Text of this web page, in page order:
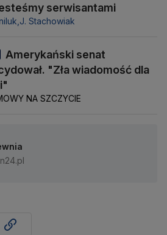
serwisantami
J. Stachowiak
Amerykański senat
"Zła wiadomość dla
NA SZCZYCIE